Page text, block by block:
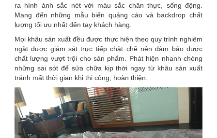
ra hình ảnh sắc nét với màu sắc chân thực, sống động.
Mang đến những mẫu biển quảng cáo và backdrop chất
lượng tối ưu nhất đến tay khách hàng.
Mọi khâu sản xuất đều được thực hiện theo quy trình nghiêm
ngặt được giám sát trực tiếp chặt chẽ nên đảm bảo được
chất lượng vượt trội cho sản phẩm. Phát hiện nhanh chóng
những sai sót để sửa chữa kịp thời ngay từ khâu sản xuất
tránh mất thời gian khi thi công, hoàn thiện.